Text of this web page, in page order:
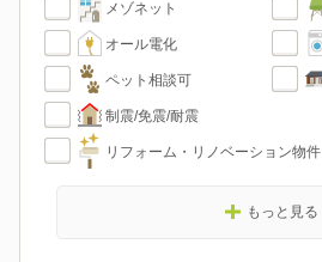
メゾネット
オール電化
ペット相談可
制震/免震/耐震
リフォーム・リノベーション物件
もっと見る